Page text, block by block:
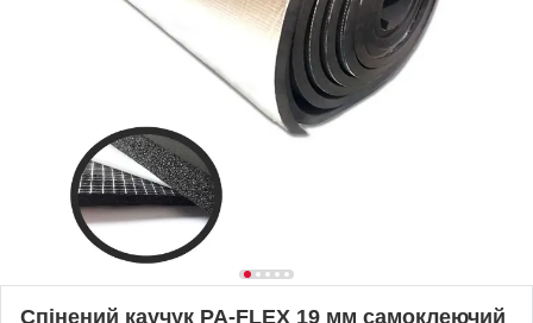
Спінений каучук PA-FLEX 19 мм самоклеючий